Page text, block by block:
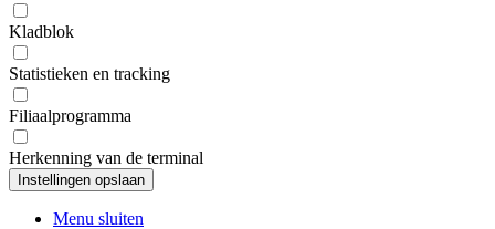
Kladblok
Statistieken en tracking
Filiaalprogramma
Herkenning van de terminal
Menu sluiten